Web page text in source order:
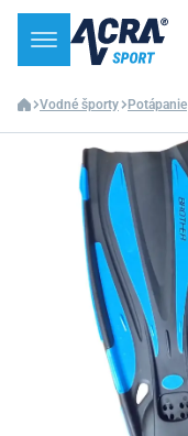
Vodné športy Potápanie